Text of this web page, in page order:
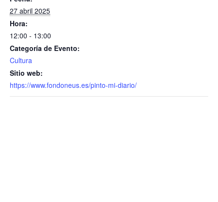
27 abril 2025
Hora:
12:00 - 13:00
Categoría de Evento:
Cultura
Sitio web:
https://www.fondoneus.es/pinto-mi-diario/